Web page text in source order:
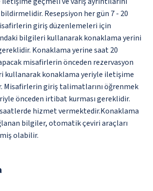
Resepsiyon her gün 7 - 20
giriş düzenlemeleri için
bilgileri kullanarak konaklama yerini
Konaklama yerine saat 20
misafirlerin önceden rezervasyon
kullanarak konaklama yeriyle iletişime
Misafirlerin giriş talimatlarını öğrenmek
önceden irtibat kurması gereklidir.
saatlerde hizmet vermektedir.Konaklama
bilgiler, otomatik çeviri araçları
olabilir.